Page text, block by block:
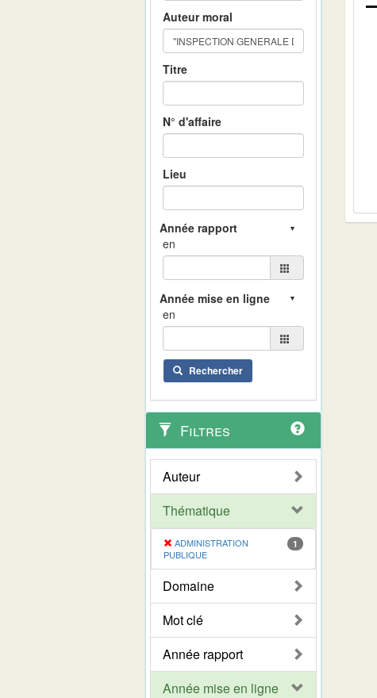
Auteur moral
Titre
N° d'affaire
Lieu
en
en
Rechercher
Filtres
Auteur
Thématique
ADMINISTRATION
PUBLIQUE
1
Domaine
Mot clé
Année rapport
Année mise en ligne